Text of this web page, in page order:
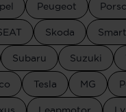
Peugeot
Skoda Smart
Subaru Suzuki
Tesla MG